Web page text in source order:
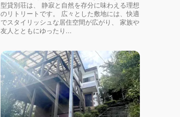
型貸別荘は、 静寂と自然を存分に味わえる理想
のリトリートです。 広々とした敷地には、快適
でスタイリッシュな居住空間が広がり、 家族や
友人とともにゆったり...